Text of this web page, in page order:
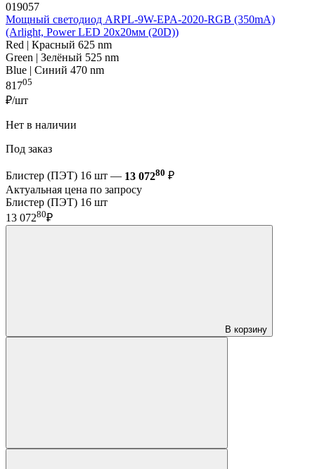
019057
Мощный светодиод ARPL-9W-EPA-2020-RGB (350mA)
(Arlight, Power LED 20x20мм (20D))
Red | Красный 625 nm
Green | Зелёный 525 nm
Blue | Синий 470 nm
81705
₽/шт
Нет в наличии
Под заказ
Блистер (ПЭТ) 16 шт — 13 07280 ₽
Актуальная цена по запросу
Блистер (ПЭТ) 16 шт
13 07280₽
В корзину